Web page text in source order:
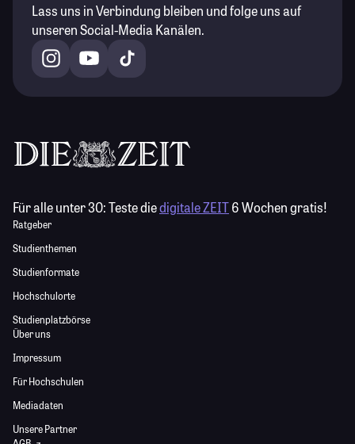
Lass uns in Verbindung bleiben und folge uns auf
unseren Social-Media Kanälen.
Für alle unter 30:Teste diedigitale ZEIT6 Wochen gratis!
Ratgeber
Studienthemen
Studienformate
Hochschulorte
Studienplatzbörse
Über uns
Impressum
Für Hochschulen
Mediadaten
Unsere Partner